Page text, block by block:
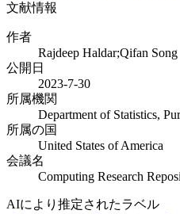
文献情報
作者
Rajdeep Haldar;Qifan Song
公開日
2023-7-30
所属機関
Department of Statistics,
所属の国
United States of America
会議名
Computing Research
AIにより推定されたラベル